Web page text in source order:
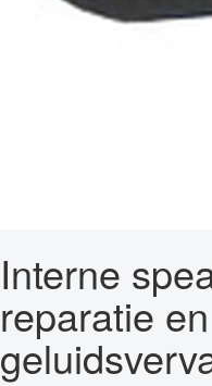
Interne
reparatie en